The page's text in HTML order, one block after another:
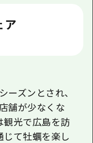
ド
ア
ーズンとされ、
舗が少なくな
観光で広島を訪
じて牡蠣を楽し